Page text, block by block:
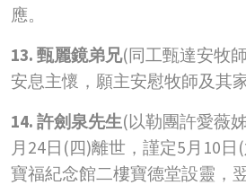
應。
13. 甄麗鏡弟兄(同工甄達安牧
安息主懷，願主安慰牧師及其家
14. 許劍泉先生(以勒團許愛薇
月24日(四)離世，謹定5月10日
寶福紀念館二樓寶德堂設靈，